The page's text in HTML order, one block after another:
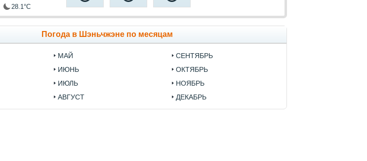
28.1°C
Погода в Шэньчжэне по месяцам
МАЙ
ИЮНЬ
ИЮЛЬ
АВГУСТ
СЕНТЯБРЬ
ОКТЯБРЬ
НОЯБРЬ
ДЕКАБРЬ